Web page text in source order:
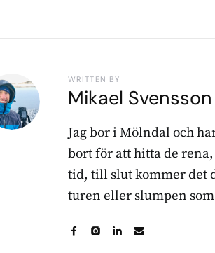
WRITTEN BY
Mikael Svensson
Jag bor i Mölndal och
bort för att hitta de
tid, till slut kommer det
turen eller slumpen